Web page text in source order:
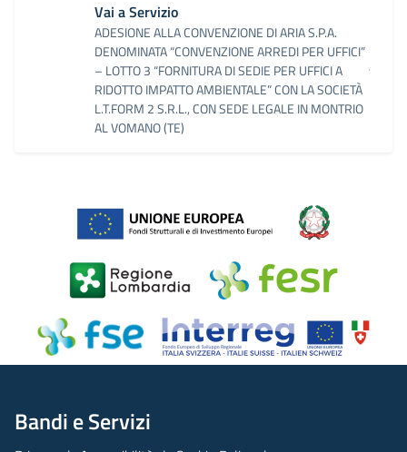
Vai a Servizio
ADESIONE ALLA CONVENZIONE DI ARIA S.P.A.
DENOMINATA “CONVENZIONE ARREDI PER UFFICI”
– LOTTO 3 “FORNITURA DI SEDIE PER UFFICI A
RIDOTTO IMPATTO AMBIENTALE” CON LA SOCIETÀ
L.T.FORM 2 S.R.L., CON SEDE LEGALE IN MONTRIO
AL VOMANO (TE)
Bandi e Servizi